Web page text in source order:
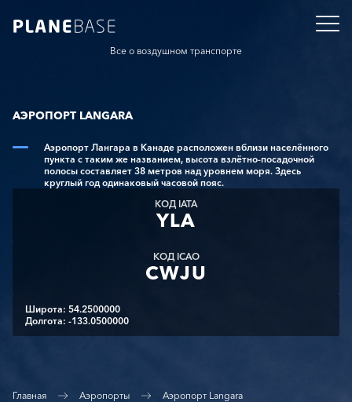
Все о воздушном транспорте
АЭРОПОРТ LANGARA
Аэропорт Лангара в Канаде расположен вблизи населённого
пункта с таким же названием, высота взлётно-посадочной
полосы составляет 38 метров над уровнем моря. Здесь
круглый год одинаковый часовой пояс.
КОД IATA
YLA
КОД ICAO
CWJU
Широта: 54.2500000
Долгота: -133.0500000
Главная Аэропорты Аэропорт Langara